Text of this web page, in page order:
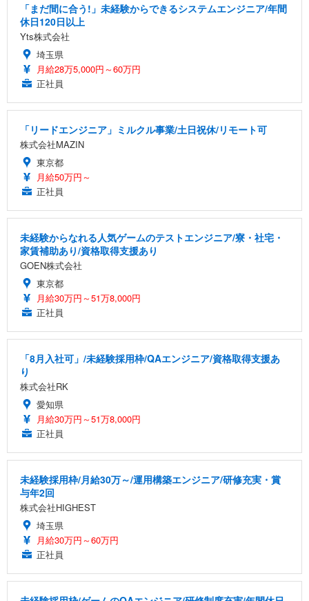
「まだ間に合う!」未経験からできるシステムエンジニア/年間
休日120日以上
Yts株式会社
埼玉県
月給28万5,000円～60万円
正社員
「リードエンジニア」ミルクル事業/土日祝休/リモート可
株式会社MAZIN
東京都
月給50万円～
正社員
未経験からなれる人気ゲームのテストエンジニア/寮・社宅・
家賃補助あり/資格取得支援あり
GOEN株式会社
東京都
月給30万円～51万8,000円
正社員
「8月入社可」/未経験採用枠/QAエンジニア/資格取得支援あ
り
株式会社RK
愛知県
月給30万円～51万8,000円
正社員
未経験採用枠/月給30万～/運用構築エンジニア/研修充実・賞
与年2回
株式会社HIGHEST
埼玉県
月給30万円～60万円
正社員